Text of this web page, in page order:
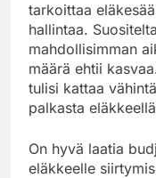
tarkoittaa
hallintaa.
mahdollisimman
määrä ehtii
tulisi kattaa
palkasta
On hyvä laatia
eläkkeelle